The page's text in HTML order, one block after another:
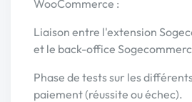
WooCommerce :
Liaison entre l'extension
et le back-office
Phase de tests sur les
paiement (réussite ou échec).